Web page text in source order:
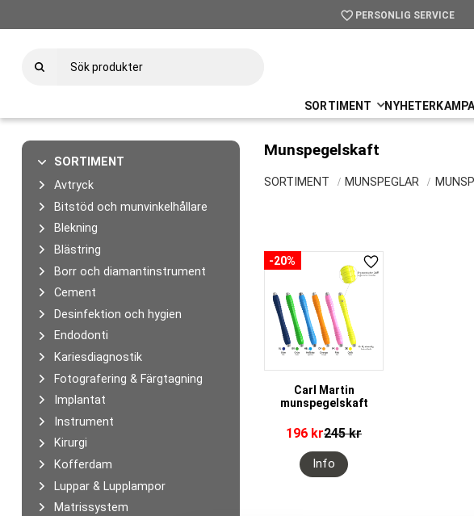
favorite_border PERSONLIG SERVICE
SORTIMENT NYHETER
Munspegelskaft
SORTIMENT MUNSPEGLAR
Carl Martin
munspegelskaft
196 kr245kr
20%
Add to favorites
SORTIMENT
Avtryck
Bitstöd och munvinkelhållare
Blekning
Blästring
Borr och diamantinstrument
Cement
Desinfektion och hygien
Endodonti
Kariesdiagnostik
Fotografering & Färgtagning
Implantat
Instrument
Kirurgi
Kofferdam
Luppar & Lupplampor
Matrissystem